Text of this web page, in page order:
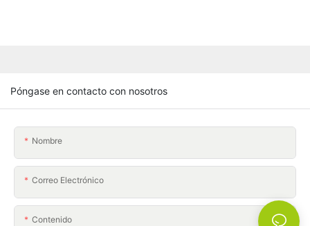
Póngase en contacto con nosotros
Nombre
Correo Electrónico
Contenido